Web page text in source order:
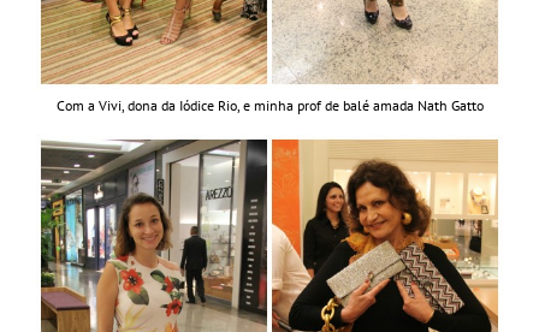
Com a Vivi, dona da Iódice Rio, e minha prof de balé amada Nath Gatto